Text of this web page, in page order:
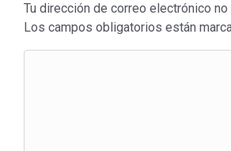
Tu dirección de correo electrónico no
Los campos obligatorios están